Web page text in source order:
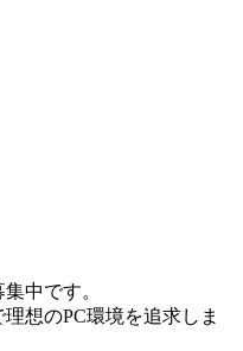
集中です。
想のPC環境を追求しま